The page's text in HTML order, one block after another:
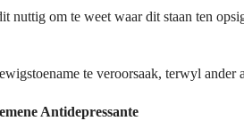
nuttig om te weet waar dit staan ten
te veroorsaak, terwyl
Antidepressante